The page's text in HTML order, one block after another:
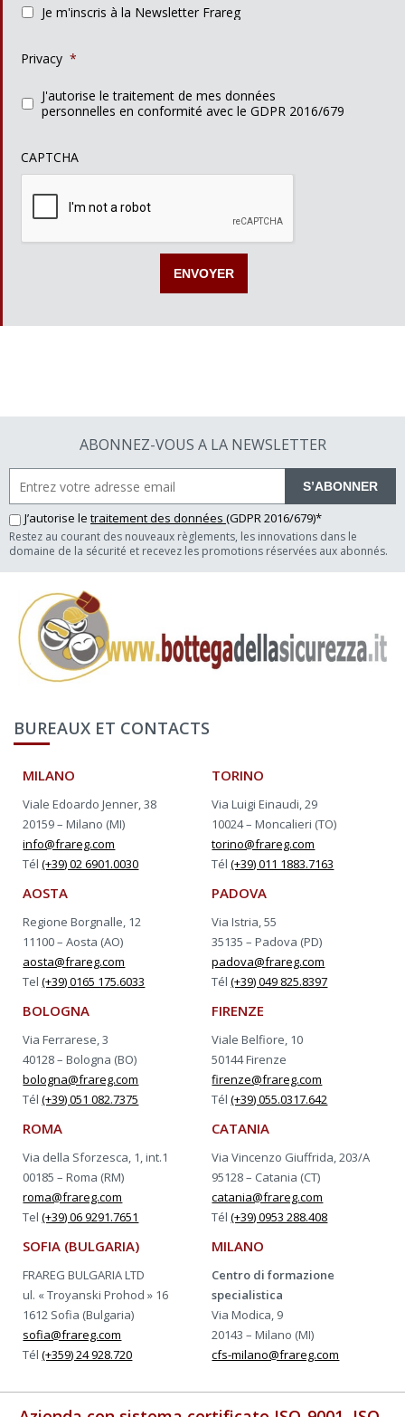
Je m'inscris à la Newsletter Frareg
Privacy *
J'autorise le traitement de mes données
personnelles en conformité avec le GDPR 2016/679
CAPTCHA
ABONNEZ-VOUS A LA NEWSLETTER
S’ABONNER
J’autorise le traitement des données (GDPR 2016/679)*
Restez au courant des nouveaux règlements, les innovations dans le
domaine de la sécurité et recevez les promotions réservées aux abonnés.
BUREAUX ET CONTACTS
MILANO
Viale Edoardo Jenner, 38
20159 – Milano (MI)
info@frareg.com
Tél(+39) 02 6901.0030
TORINO
Via Luigi Einaudi, 29
10024 – Moncalieri (TO)
torino@frareg.com
Tél(+39) 011 1883.7163
AOSTA
Regione Borgnalle, 12
11100 – Aosta (AO)
aosta@frareg.com
Tel(+39) 0165 175.6033
PADOVA
Via Istria, 55
35135 – Padova (PD)
padova@frareg.com
Tél(+39) 049 825.8397
BOLOGNA
Via Ferrarese, 3
40128 – Bologna (BO)
bologna@frareg.com
Tél(+39) 051 082.7375
FIRENZE
Viale Belfiore, 10
50144 Firenze
firenze@frareg.com
Tél(+39) 055.0317.642
ROMA
Via della Sforzesca, 1, int.1
00185 – Roma (RM)
roma@frareg.com
Tel(+39) 06 9291.7651
CATANIA
Via Vincenzo Giuffrida, 203/A
95128 – Catania (CT)
catania@frareg.com
Tél(+39) 0953 288.408
SOFIA (BULGARIA)
FRAREG BULGARIA LTD
ul. « Troyanski Prohod » 16
1612 Sofia (Bulgaria)
sofia@frareg.com
Tél(+359) 24 928.720
MILANO
Centro di formazione
specialistica
Via Modica, 9
20143 – Milano (MI)
cfs-milano@frareg.com